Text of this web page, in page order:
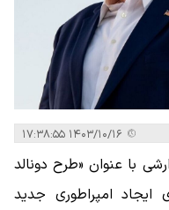
با عنوان «طرح دونالد
امپراطوری جدید